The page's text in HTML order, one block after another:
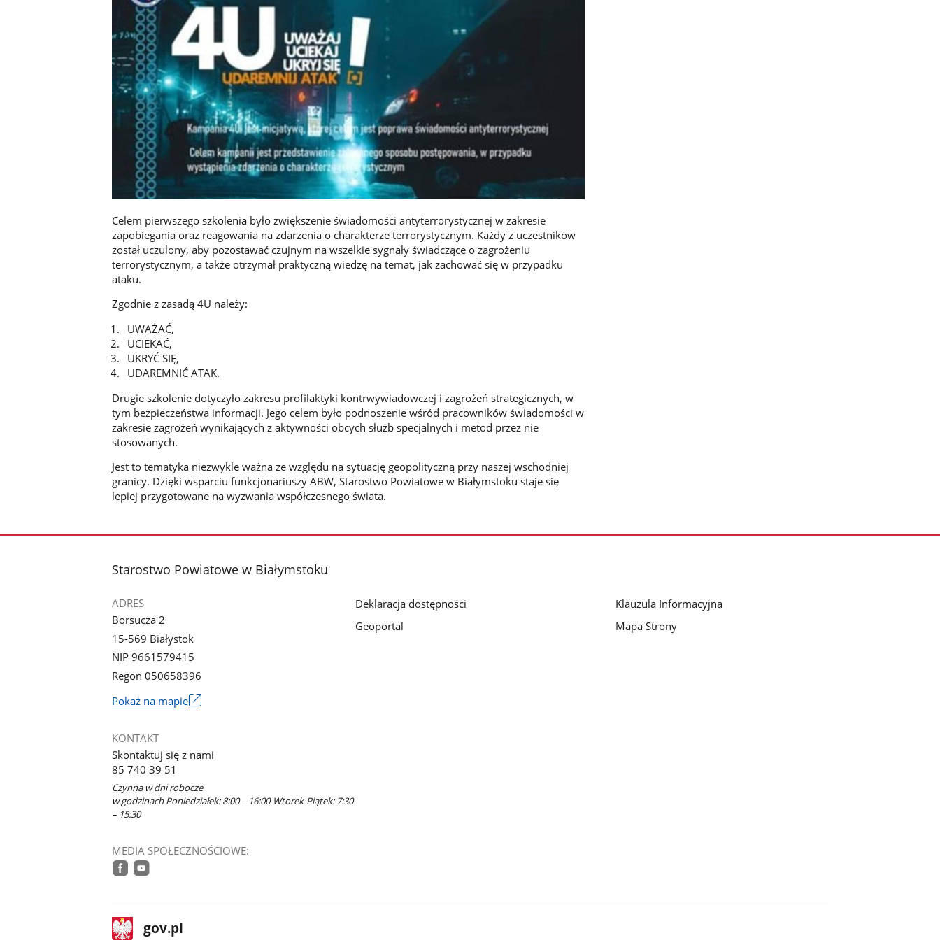
Celem pierwszego szkolenia było zwiększenie świadomości antyterrorystycznej w zakresie
zapobiegania oraz reagowania na zdarzenia o charakterze terrorystycznym. Każdy z uczestników
został uczulony, aby pozostawać czujnym na wszelkie sygnały świadczące o zagrożeniu
terrorystycznym, a także otrzymał praktyczną wiedzę na temat, jak zachować się w przypadku
ataku.
Zgodnie z zasadą 4U należy:
UWAŻAĆ,
UCIEKAĆ,
UKRYĆ SIĘ,
UDAREMNIĆ ATAK.
Drugie szkolenie dotyczyło zakresu profilaktyki kontrwywiadowczej i zagrożeń strategicznych, w
tym bezpieczeństwa informacji. Jego celem było podnoszenie wśród pracowników świadomości w
zakresie zagrożeń wynikających z aktywności obcych służb specjalnych i metod przez nie
stosowanych.
Jest to tematyka niezwykle ważna ze względu na sytuację geopolityczną przy naszej wschodniej
granicy. Dzięki wsparciu funkcjonariuszy ABW, Starostwo Powiatowe w Białymstoku staje się
lepiej przygotowane na wyzwania współczesnego świata.
stopka
Starostwo Powiatowe w Białymstoku
ADRES
Borsucza 2
15-569 Białystok
NIP 9661579415
Regon 050658396
Pokaż na mapieLink
nowym
KONTAKT
Skontaktuj się z nami
85 740 39 51
Czynna w dni robocze
w godzinach Poniedziałek: 8:00 – 16:00-Wtorek-Piątek: 7:30
– 15:30
MEDIA SPOŁECZNOŚCIOWE:
Deklaracja dostępności
Geoportal
Klauzula Informacyjna
Mapa Strony
stopka
gov.pl Strona
gov.pl